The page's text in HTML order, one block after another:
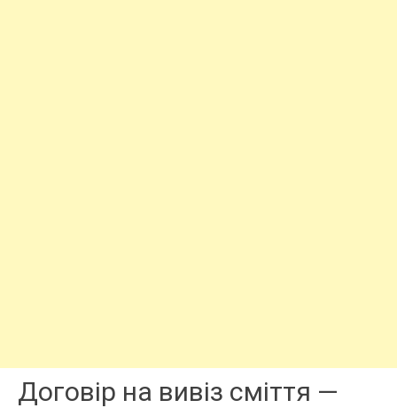
Договір на вивіз сміття —